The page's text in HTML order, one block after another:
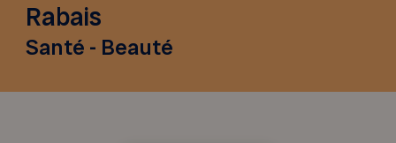
Rabais
Santé - Beauté